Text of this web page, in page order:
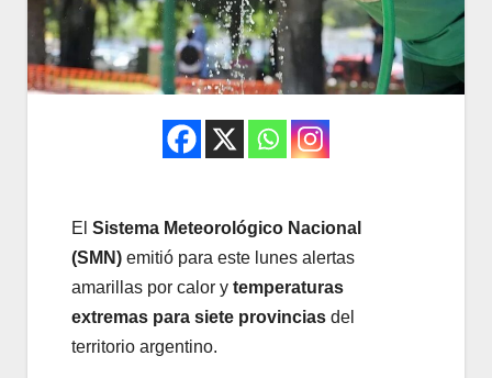
El Sistema Meteorológico Nacional
(SMN) emitió para este lunes alertas
amarillas por calor y temperaturas
extremas para siete provincias del
territorio argentino.